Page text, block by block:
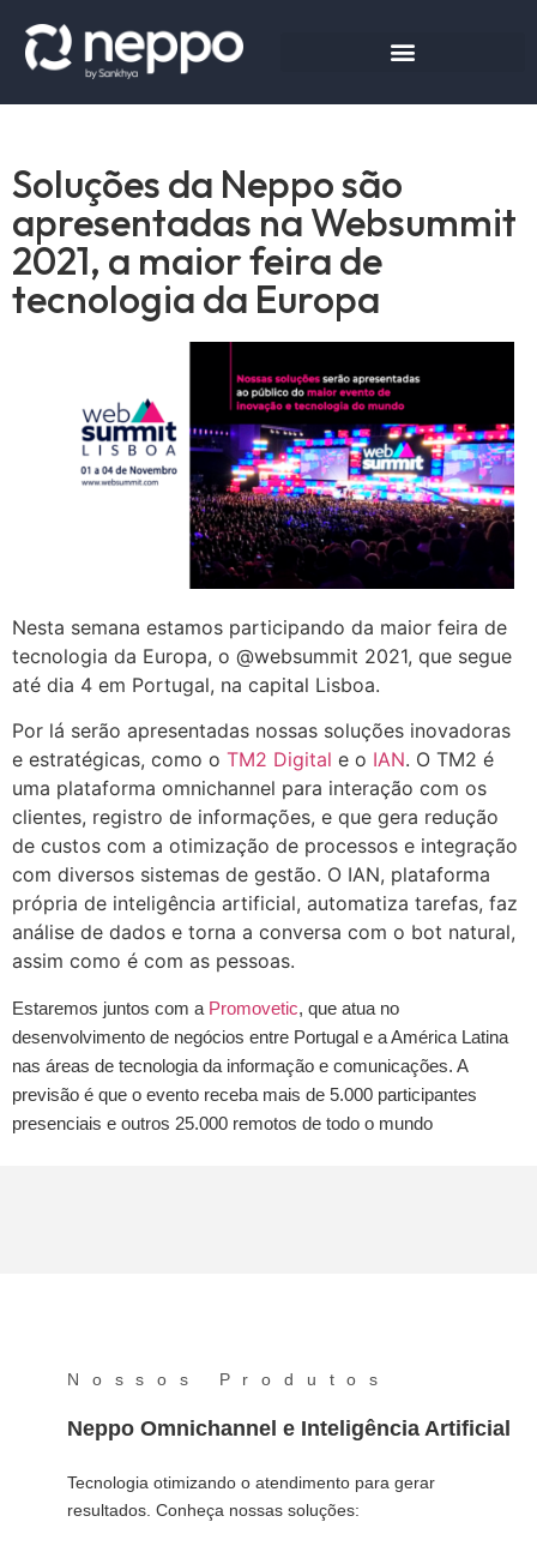
Soluções da Neppo são
apresentadas na Websummit
2021, a maior feira de
tecnologia da Europa
Nesta semana estamos participando da maior feira de
tecnologia da Europa, o @websummit 2021, que segue
até dia 4 em Portugal, na capital Lisboa.
Por lá serão apresentadas nossas soluções inovadoras
e estratégicas, como o TM2 Digital e o IAN. O TM2 é
uma plataforma omnichannel para interação com os
clientes, registro de informações, e que gera redução
de custos com a otimização de processos e integração
com diversos sistemas de gestão. O IAN, plataforma
própria de inteligência artificial, automatiza tarefas, faz
análise de dados e torna a conversa com o bot natural,
assim como é com as pessoas.
Estaremos juntos com a Promovetic, que atua no
desenvolvimento de negócios entre Portugal e a América Latina
nas áreas de tecnologia da informação e comunicações. A
previsão é que o evento receba mais de 5.000 participantes
presenciais e outros 25.000 remotos de todo o mundo
Nossos Produtos
Neppo Omnichannel e Inteligência Artificial
Tecnologia otimizando o atendimento para gerar
resultados. Conheça nossas soluções: